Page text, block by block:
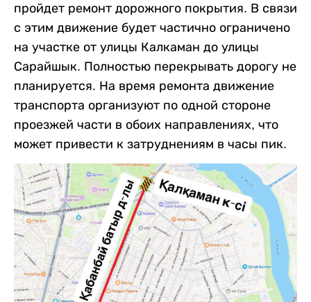
пройдет ремонт дорожного покрытия. В связи
с этим движение будет частично ограничено
на участке от улицы Калкаман до улицы
Сарайшык. Полностью перекрывать дорогу не
планируется. На время ремонта движение
транспорта организуют по одной стороне
проезжей части в обоих направлениях, что
может привести к затруднениям в часы пик.